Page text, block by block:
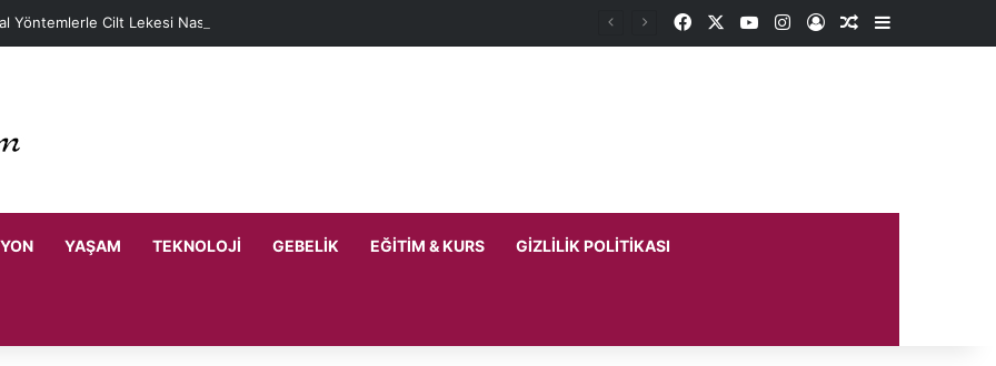
Yöntemlerle Cilt Lekesi Nasıl Geçer? FacebookYouTubeInstagram
Kayıt OlRastgele Makale
Kenar
YAŞAM TEKNOLOJI GEBELIK EĞITIM & KURS GIZLILIK POLITIKASI